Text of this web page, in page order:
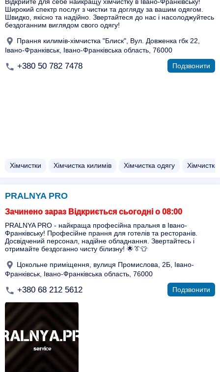
Широкий спектр послуг з чистки та догляду за вашим одягом.
Швидко, якісно та надійно. Звертайтеся до нас і насолоджуйтесь
бездоганним виглядом свого одягу!
Прання килимів-хімчистка "Блиск", Вул. Довженка гбк 22,
Івано-Франківськ, Івано-Франківська область, 76000
+380 50 782 7478 Подзвонити
Хімчистки Хімчистка килимів Хімчистка одягу
PRALNYA PRO
Зачинено зараз Відкриється сьогодні о 08:00
PRALNYA PRO - найкраща професійна пральня в Івано-
Франківську! Професійне прання для готелів та ресторанів.
Досвідчений персонал, надійне обладнання. Звертайтесь і
отримайте бездоганно чисту білизну! 🌟👔👕
Цокольне приміщення, вулиця Промислова, 2Б, Івано-
Франківськ, Івано-Франківська область, 76000
+380 68 212 5612 Подзвонити